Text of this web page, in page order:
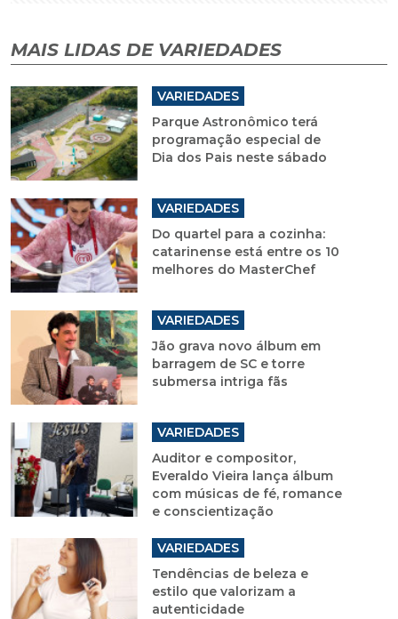
MAIS LIDAS DE VARIEDADES
VARIEDADES
Parque Astronômico terá
programação especial de
Dia dos Pais neste sábado
VARIEDADES
Do quartel para a cozinha:
catarinense está entre os 10
melhores do MasterChef
VARIEDADES
Jão grava novo álbum em
barragem de SC e torre
submersa intriga fãs
VARIEDADES
Auditor e compositor,
Everaldo Vieira lança álbum
com músicas de fé, romance
e conscientização
VARIEDADES
Tendências de beleza e
estilo que valorizam a
autenticidade